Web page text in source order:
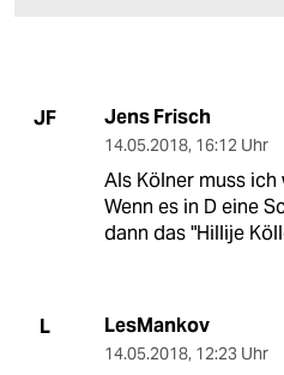
JF Jens Frisch
14.05.2018, 16:12 Uhr
Als Kölner muss
Wenn es in D eine
dann das "Hillije
L LesMankov
14.05.2018, 12:23 Uhr